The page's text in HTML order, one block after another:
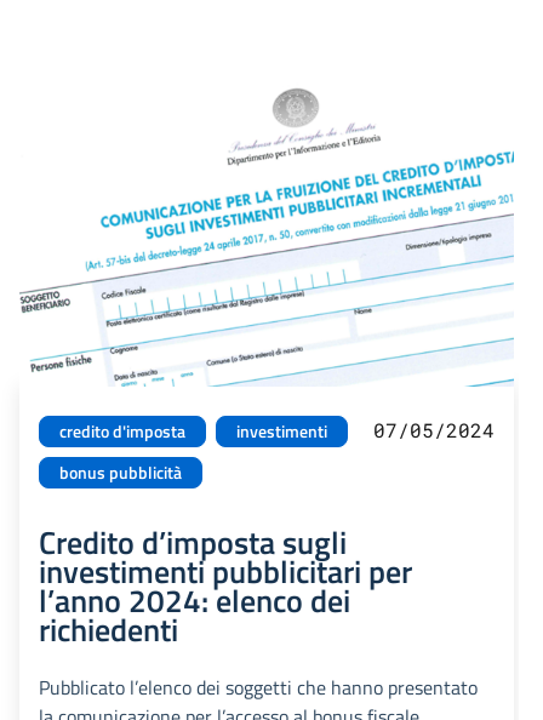
credito d'imposta
investimenti
bonus pubblicità
07/05/2024
Credito d’imposta sugli
investimenti pubblicitari per
l’anno 2024: elenco dei
richiedenti
Pubblicato l’elenco dei soggetti che hanno presentato